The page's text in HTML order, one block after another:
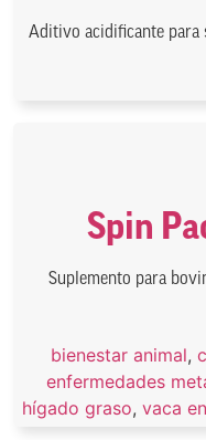
Aditivo acidificante para
Spin
Suplemento para
bienestar animal,
enfermedades
hígado graso, vaca